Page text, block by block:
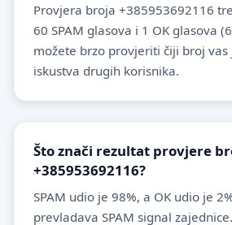
Provjera broja +385953692116
60 SPAM glasova i 1 OK glasova
možete brzo provjeriti čiji broj vas
iskustva drugih korisnika.
Što znači rezultat provjere
+385953692116?
SPAM udio je 98%, a OK udio je
prevladava SPAM signal